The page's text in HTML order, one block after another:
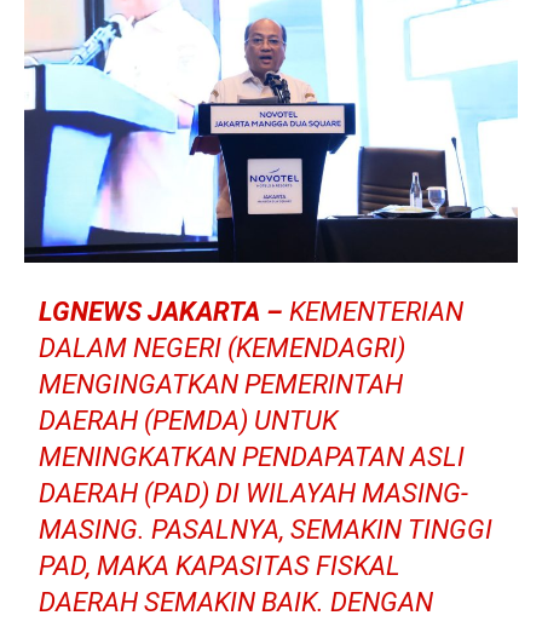
LGNEWS JAKARTA – KEMENTERIAN
DALAM NEGERI (KEMENDAGRI)
MENGINGATKAN PEMERINTAH
DAERAH (PEMDA) UNTUK
MENINGKATKAN PENDAPATAN ASLI
DAERAH (PAD) DI WILAYAH MASING-
MASING. PASALNYA, SEMAKIN TINGGI
PAD, MAKA KAPASITAS FISKAL
DAERAH SEMAKIN BAIK. DENGAN